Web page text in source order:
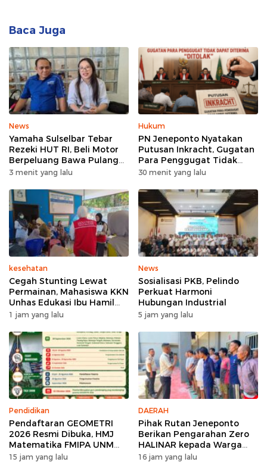
Baca Juga
News
Yamaha Sulselbar Tebar
Rezeki HUT RI, Beli Motor
Berpeluang Bawa Pulang
Motor Gratis
3 menit yang lalu
Hukum
PN Jeneponto Nyatakan
Putusan Inkracht, Gugatan
Para Penggugat Tidak
Dapat Diterima “Ditolak”
30 menit yang lalu
kesehatan
Cegah Stunting Lewat
Permainan, Mahasiswa KKN
Unhas Edukasi Ibu Hamil
dan Ibu Balita di Desa
1 jam yang lalu
News
Sosialisasi PKB, Pelindo
Perkuat Harmoni
Hubungan Industrial
5 jam yang lalu
Pendidikan
Pendaftaran GEOMETRI
2026 Resmi Dibuka, HMJ
Matematika FMIPA UNM
Siapkan Ajang Kompetisi
15 jam yang lalu
DAERAH
Pihak Rutan Jeneponto
Berikan Pengarahan Zero
HALINAR kepada Warga
Binaan di Blok Hunian
16 jam yang lalu